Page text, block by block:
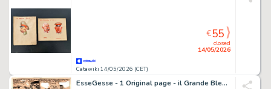
Catawiki 14/05/2026 (CET)
closed
14/05/2026
€55
EsseGesse - 1 Original page - il Grande Blek #33 - "la banda del Pipistrello" - 1956